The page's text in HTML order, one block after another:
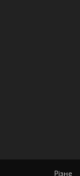
Різне